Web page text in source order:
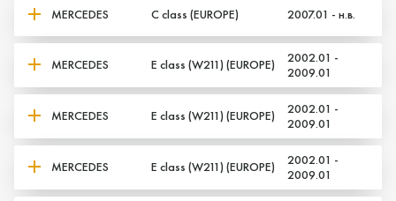
Да, верно Нет, выбрать другой
MERCEDES C class (EUROPE) 2007.01 - н.в.
MERCEDES E class (W211) (EUROPE)
2002.01 -
2009.01
MERCEDES E class (W211) (EUROPE)
2002.01 -
2009.01
MERCEDES E class (W211) (EUROPE)
2002.01 -
2009.01